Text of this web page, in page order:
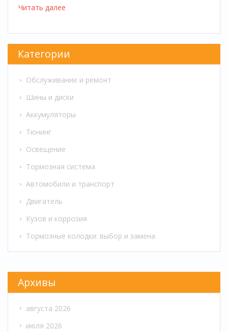
Читать далее
Категории
Обслуживание и ремонт
Шины и диски
Аккумуляторы
Тюнинг
Освещение
Тормозная система
Автомобили и транспорт
Двигатель
Кузов и коррозия
Тормозные колодки: выбор и замена
Архивы
августа 2026
июля 2026